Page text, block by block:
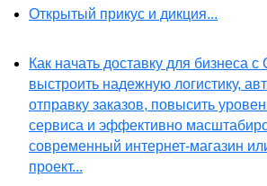
Открытый прикус и дикция...
Как начать доставку для бизнеса
выстроить надежную логистику,
отправку заказов, повысить
сервиса и эффективно
современный интернет-магазин
проект...